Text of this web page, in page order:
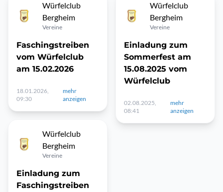
Würfelclub
Bergheim
Vereine
Faschingstreiben
vom Würfelclub
am 15.02.2026
18.01.2026,
09:30
mehr
anzeigen
Würfelclub
Bergheim
Vereine
Einladung zum
Faschingstreiben
Würfelclub
Bergheim
Vereine
Einladung zum
Sommerfest am
15.08.2025 vom
Würfelclub
02.08.2025,
08:41
mehr
anzeigen